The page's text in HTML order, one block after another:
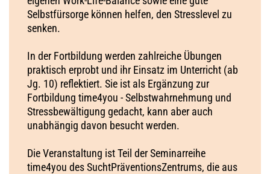
Selbstfürsorge können helfen, den Stresslevel zu
senken.
In der Fortbildung werden zahlreiche Übungen
praktisch erprobt und ihr Einsatz im Unterricht (ab
Jg. 10) reflektiert. Sie ist als Ergänzung zur
Fortbildung time4you - Selbstwahrnehmung und
Stressbewältigung gedacht, kann aber auch
unabhängig davon besucht werden.
Die Veranstaltung ist Teil der Seminarreihe
time4you des SuchtPräventionsZentrums, die aus